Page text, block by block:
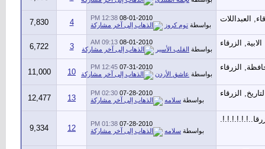
08-01-2010
12:38 PM
بواسطة توم كروز 4
7,830
08-01-2010
09:13 AM
بواسطة القلب الأسير 3
6,722
07-31-2010
12:45 PM
بواسطة عاشق الأردن 10
11,000
07-28-2010
02:30 PM
بواسطة سلامه 13
12,477
07-28-2010
01:38 PM
بواسطة سلامه 12
9,334